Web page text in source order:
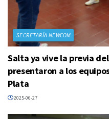
SECRETARÍA NEWCOM
Salta ya vive la previa
presentaron a los
Plata
2025-06-27